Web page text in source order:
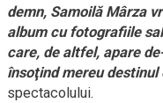
demn, Samoilă Mârza
album cu fotografiile
care, de altfel, apare
însoţind mereu destinul
spectacolului.